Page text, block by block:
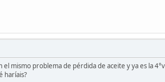
mismo problema de pérdida de aceite y ya es la
haríais?